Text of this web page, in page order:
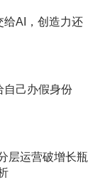
给AI，创造力还
自己办假身份
层运营破增长瓶